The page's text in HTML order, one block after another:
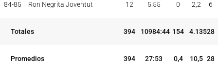
84-85 Ron Negrita Joventut 12 5:55 0 2,2 6
Totales 394 10984:44 154 4.13528
Promedios 394 27:53 0,4 10,5 28